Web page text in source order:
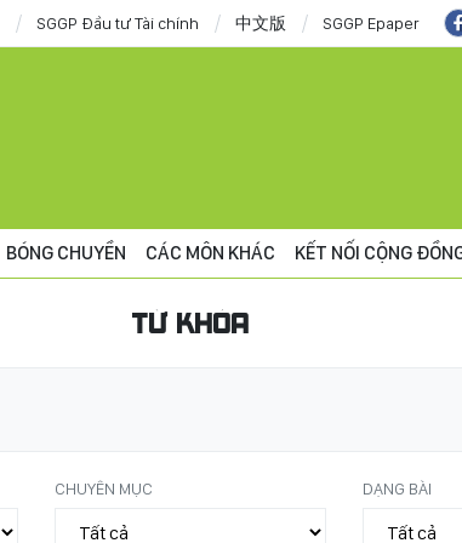
SGGP Đầu tư Tài chính 中文版 SGGP Epaper
BÓNG CHUYỀN CÁC MÔN KHÁC KẾT NỐI CỘNG
TỪ KHÓA
CHUYÊN MỤC DẠNG BÀI